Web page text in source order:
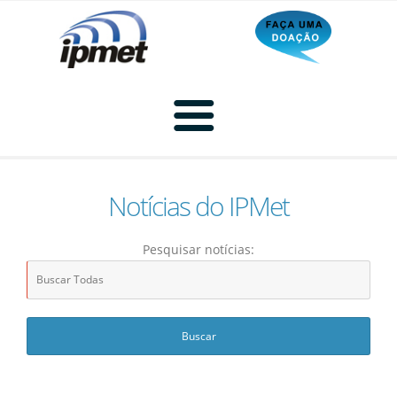
Home
Radar Animado
Notícias do IPMet
Pesquisar notícias: